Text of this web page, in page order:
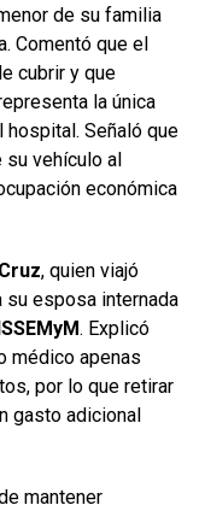
de su familia
Comentó que el
cubrir y que
la única
hospital. Señaló que
vehículo al
económica
Cruz, quien viajó
su esposa internada
ISSEMyM. Explicó
médico apenas
por lo que retirar
gasto adicional
mantener